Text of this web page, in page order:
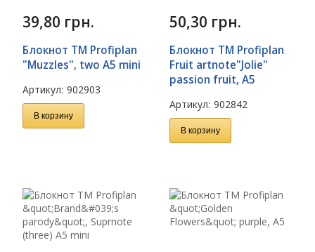
39,80 грн.
Блокнот TM Profiplan
"Muzzles", two A5 mini
Артикул: 902903
В корзину
50,30 грн.
Блокнот TM Profiplan
Fruit artnote"Jolie"
passion fruit, A5
Артикул: 902842
В корзину